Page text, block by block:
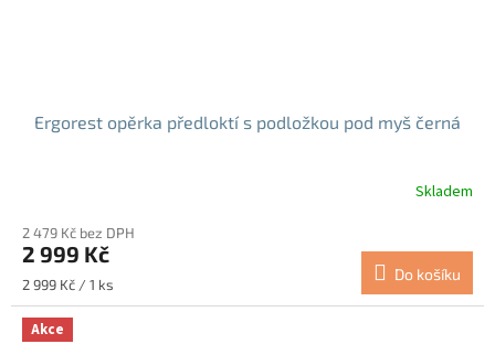
Ergorest opěrka předloktí s podložkou pod myš černá
Skladem
2 479 Kč bez DPH
2 999 Kč
Měrná
cena:
2 999 Kč / 1 ks
Do košíku
Akce